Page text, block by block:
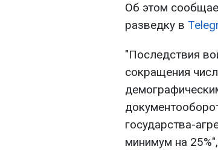
Об этом
разведку в
"Последствия
сокращения
государства-
минимум на